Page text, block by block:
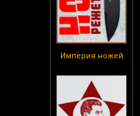
Империя ножей